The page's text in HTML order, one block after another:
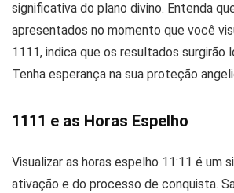
significativa do plano divino. Entenda
apresentados no momento que você
1111, indica que os resultados surgirão
Tenha esperança na sua proteção
1111 e as Horas Espelho
Visualizar as horas espelho 11:11 é um
ativação e do processo de conquista.